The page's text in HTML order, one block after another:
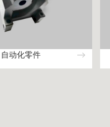
自动化零件